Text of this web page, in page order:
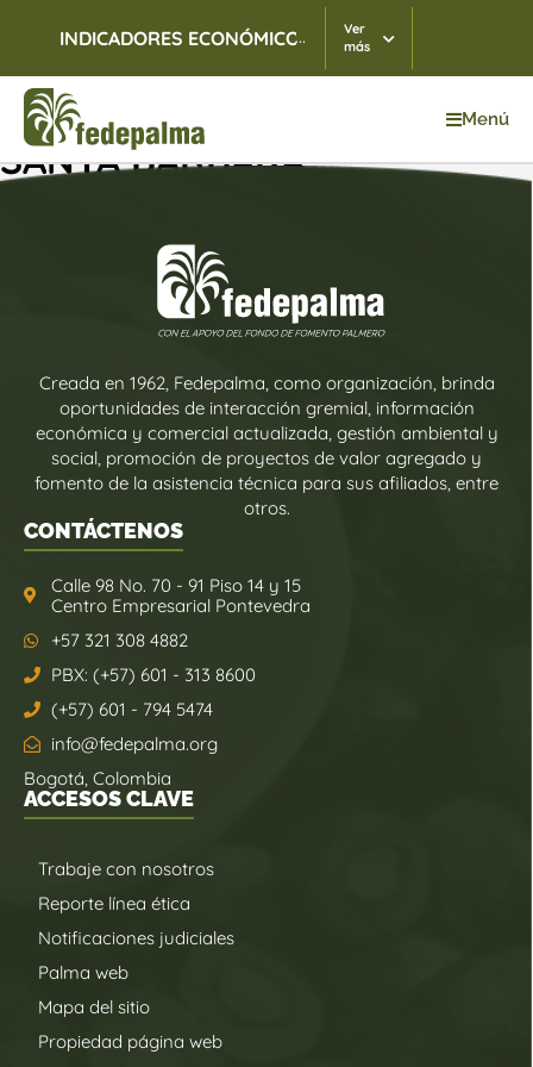
INDICADORES ECONÓMICOS TRM 07/08/2026
...
Ver
más
Menú
SANTA BÁRBARA
Creada en 1962, Fedepalma, como organización, brinda
oportunidades de interacción gremial, información
económica y comercial actualizada, gestión ambiental y
social, promoción de proyectos de valor agregado y
fomento de la asistencia técnica para sus afiliados, entre
otros.
CONTÁCTENOS
Calle 98 No. 70 - 91 Piso 14 y 15
Centro Empresarial Pontevedra
+57 321 308 4882
PBX: (+57) 601 - 313 8600
(+57) 601 - 794 5474
info@fedepalma.org
Bogotá, Colombia
ACCESOS CLAVE
Trabaje con nosotros
Reporte línea ética
Notificaciones judiciales
Palma web
Mapa del sitio
Propiedad página web